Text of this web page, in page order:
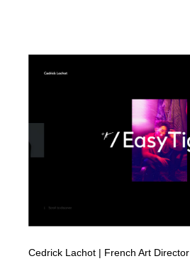
Cedrick Lachot | French Art Director